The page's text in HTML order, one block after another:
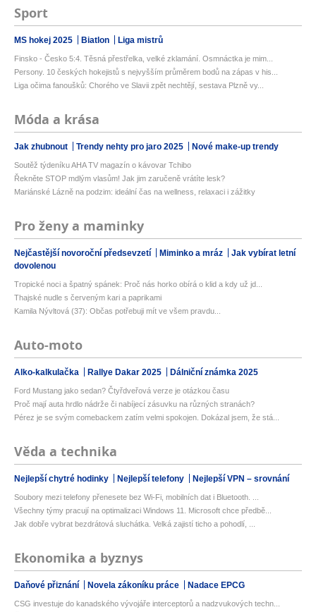
Sport
MS hokej 2025 Biatlon Liga mistrů
Finsko - Česko 5:4. Těsná přestřelka, velké zklamání. Osmnáctka je mim...
Persony. 10 českých hokejistů s nejvyšším průměrem bodů na zápas v his...
Liga očima fanoušků: Chorého ve Slavii zpět nechtějí, sestava Plzně vy...
Móda a krása
Jak zhubnout Trendy nehty pro jaro 2025 Nové make-up trendy
Soutěž týdeníku AHA TV magazín o kávovar Tchibo
Řekněte STOP mdlým vlasům! Jak jim zaručeně vrátíte lesk?
Mariánské Lázně na podzim: ideální čas na wellness, relaxaci i zážitky
Pro ženy a maminky
Nejčastější novoroční předsevzetí Miminko a mráz
Jak vybírat letní
dovolenou
Tropické noci a špatný spánek: Proč nás horko obírá o klid a kdy už jd...
Thajské nudle s červeným kari a paprikami
Kamila Nývltová (37): Občas potřebuji mít ve všem pravdu...
Auto-moto
Alko-kalkulačka Rallye Dakar 2025 Dálniční známka 2025
Ford Mustang jako sedan? Čtyřdveřová verze je otázkou času
Proč mají auta hrdlo nádrže či nabíjecí zásuvku na různých stranách?
Pérez je se svým comebackem zatím velmi spokojen. Dokázal jsem, že stá...
Věda a technika
Nejlepší chytré hodinky Nejlepší telefony Nejlepší VPN – srovnání
Soubory mezi telefony přenesete bez Wi-Fi, mobilních dat i Bluetooth. ...
Všechny týmy pracují na optimalizaci Windows 11. Microsoft chce předbě...
Jak dobře vybrat bezdrátová sluchátka. Velká zajistí ticho a pohodlí, ...
Ekonomika a byznys
Daňové přiznání Novela zákoníku práce Nadace EPCG
CSG investuje do kanadského vývojáře interceptorů a nadzvukových techn...